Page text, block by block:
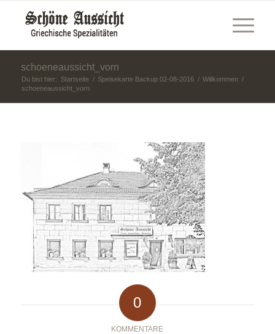
schoeneaussicht_vorn
Du bist hier: Startseite / Speisekarte Backup 02-08-2016 / Willkommen /
schoeneaussicht_vorn
0
KOMMENTARE